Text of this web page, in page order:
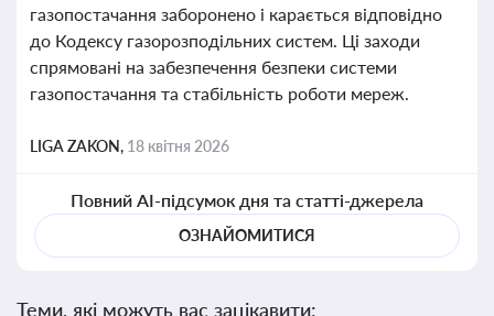
газопостачання заборонено і карається відповідно
до Кодексу газорозподільних систем. Ці заходи
спрямовані на забезпечення безпеки системи
газопостачання та стабільність роботи мереж.
LIGA ZAKON, 18 квітня 2026
Повний AI-підсумок дня та статті-джерела
ОЗНАЙОМИТИСЯ
Теми, які можуть вас зацікавити: